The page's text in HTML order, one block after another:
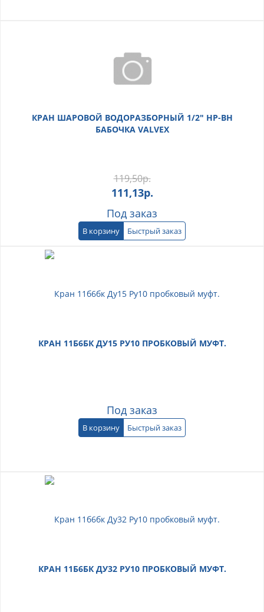
КРАН ШАРОВОЙ ВОДОРАЗБОРНЫЙ 1/2" НР-ВН
БАБОЧКА VALVEX
119,50р.
111,13р.
Под заказ
В корзину Быстрый заказ
КРАН 11Б6БК ДУ15 РУ10 ПРОБКОВЫЙ МУФТ.
Под заказ
В корзину Быстрый заказ
КРАН 11Б6БК ДУ32 РУ10 ПРОБКОВЫЙ МУФТ.